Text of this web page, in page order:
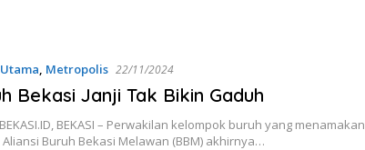
, Metropolis 22/11/2024
Bekasi Janji Tak Bikin Gaduh
BEKASI – Perwakilan kelompok buruh yang menamakan
Buruh Bekasi Melawan (BBM) akhirnya…